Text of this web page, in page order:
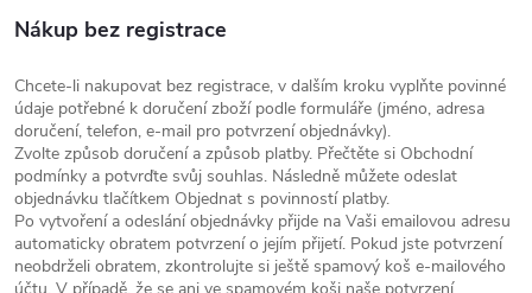
Nákup bez registrace
Chcete-li nakupovat bez registrace, v dalším kroku vyplňte povinné
údaje potřebné k doručení zboží podle formuláře (jméno, adresa
doručení, telefon, e-mail pro potvrzení objednávky).
Zvolte způsob doručení a způsob platby. Přečtěte si Obchodní
podmínky a potvrďte svůj souhlas. Následně můžete odeslat
objednávku tlačítkem Objednat s povinností platby.
Po vytvoření a odeslání objednávky přijde na Vaši emailovou adresu
automaticky obratem potvrzení o jejím přijetí. Pokud jste potvrzení
neobdrželi obratem, zkontrolujte si ještě spamový koš e-mailového
účtu. V případě, že se ani ve spamovém koši naše potvrzení